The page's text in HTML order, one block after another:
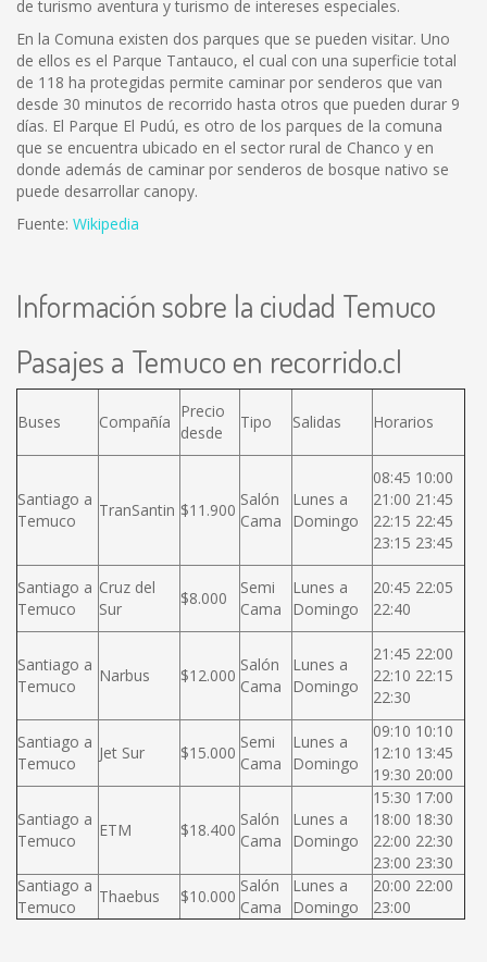
de turismo aventura y turismo de intereses especiales.
En la Comuna existen dos parques que se pueden visitar. Uno
de ellos es el Parque Tantauco, el cual con una superficie total
de 118 ha protegidas permite caminar por senderos que van
desde 30 minutos de recorrido hasta otros que pueden durar 9
días. El Parque El Pudú, es otro de los parques de la comuna
que se encuentra ubicado en el sector rural de Chanco y en
donde además de caminar por senderos de bosque nativo se
puede desarrollar canopy.
Fuente: Wikipedia
Información sobre la ciudad Temuco
Pasajes a Temuco en recorrido.cl
Buses Compañía
Precio
desde
Tipo Salidas Horarios
Santiago a
Temuco
TranSantin $11.900
Salón
Cama
Lunes a
Domingo
08:45 10:00
21:00 21:45
22:15 22:45
23:15 23:45
Santiago a
Temuco
Cruz del
Sur
$8.000
Semi
Cama
Lunes a
Domingo
20:45 22:05
22:40
Santiago a
Temuco
Narbus $12.000
Salón
Cama
Lunes a
Domingo
21:45 22:00
22:10 22:15
22:30
Santiago a
Temuco
Jet Sur $15.000
Semi
Cama
Lunes a
Domingo
09:10 10:10
12:10 13:45
19:30 20:00
Santiago a
Temuco
ETM $18.400
Salón
Cama
Lunes a
Domingo
15:30 17:00
18:00 18:30
22:00 22:30
23:00 23:30
Santiago a
Temuco
Thaebus $10.000
Salón
Cama
Lunes a
Domingo
20:00 22:00
23:00